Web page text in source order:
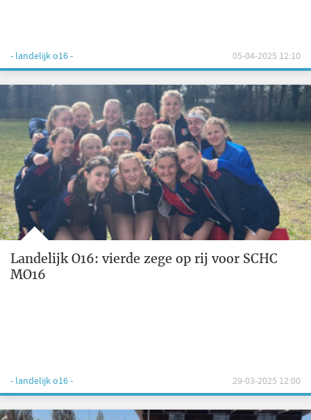
- landelijk o16 - 05-04-2025 12:10
Landelijk O16: vierde zege op rij voor SCHC
MO16
- landelijk o16 - 29-03-2025 12:00